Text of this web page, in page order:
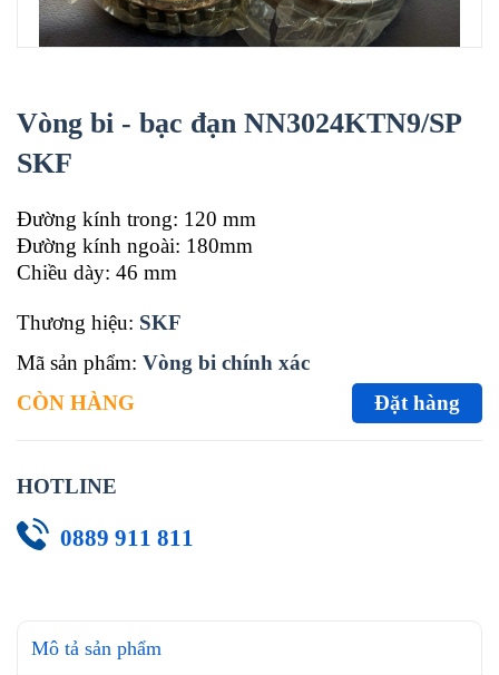
Vòng bi - bạc đạn NN3024KTN9/SP
SKF
Đường kính trong: 120 mm
Đường kính ngoài: 180mm
Chiều dày: 46 mm
Thương hiệu: SKF
Mã sản phẩm: Vòng bi chính xác
CÒN HÀNG
Đặt hàng
HOTLINE
0889 911 811
Mô tả sản phẩm